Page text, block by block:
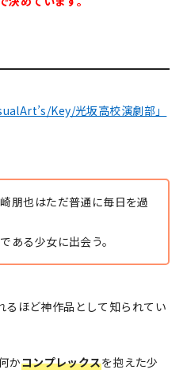
Key/光坂高校演劇部」
朋也はただ普通に毎日を過
ある少女に出会う。
るほど神作品として知られてい
かコンプレックスを抱えた少